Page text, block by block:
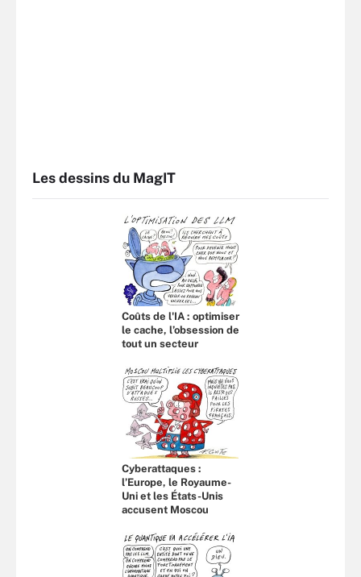
Les dessins du MagIT
Coûts de l'IA : optimiser
le cache, l’obsession de
tout un secteur
Cyberattaques :
l’Europe, le Royaume-
Uni et les États-Unis
accusent Moscou